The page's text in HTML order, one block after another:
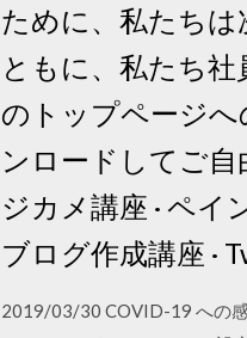
ために、私たちは
ともに、私たち社
のトップページ
ンロードしてご自
ジカメ講座 · ペイ
ブログ作成講座 ·
2019/03/30 COVID-19 への